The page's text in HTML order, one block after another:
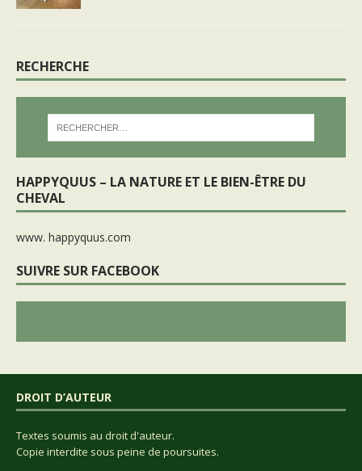
RECHERCHE
HAPPYQUUS – LA NATURE ET LE BIEN-ÊTRE DU
CHEVAL
www. happyquus.com
SUIVRE SUR FACEBOOK
DROIT D’AUTEUR
Textes soumis au droit d'auteur.
Copie interdite sous peine de poursuites.